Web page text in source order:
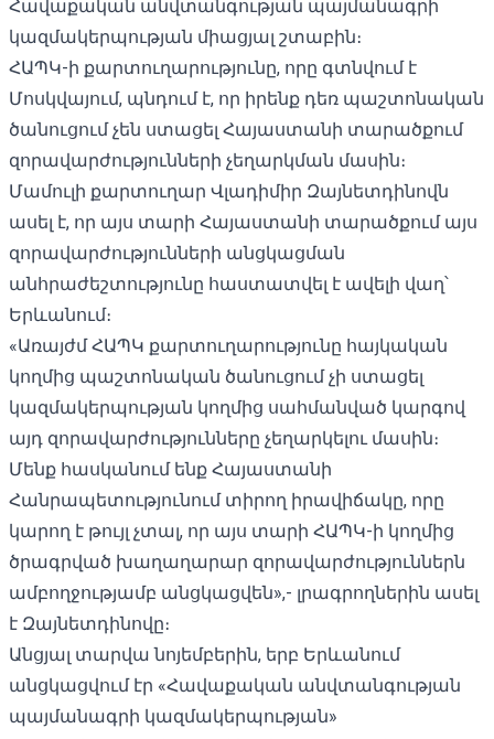
Հավաքական անվտանգության պայմանագրի
կազմակերպության միացյալ շտաբին։
ՀԱՊԿ-ի քարտուղարությունը, որը գտնվում է
Մոսկվայում, պնդում է, որ իրենք դեռ պաշտոնական
ծանուցում չեն ստացել Հայաստանի տարածքում
զորավարժությունների չեղարկման մասին։
Մամուլի քարտուղար Վլադիմիր Զայնետդինովն
ասել է, որ այս տարի Հայաստանի տարածքում այս
զորավարժությունների անցկացման
անհրաժեշտությունը հաստատվել է ավելի վաղ՝
Երևանում։
«Առայժմ ՀԱՊԿ քարտուղարությունը հայկական
կողմից պաշտոնական ծանուցում չի ստացել
կազմակերպության կողմից սահմանված կարգով
այդ զորավարժությունները չեղարկելու մասին։
Մենք հասկանում ենք Հայաստանի
Հանրապետությունում տիրող իրավիճակը, որը
կարող է թույլ չտալ, որ այս տարի ՀԱՊԿ-ի կողմից
ծրագրված խաղաղարար զորավարժություններն
ամբողջությամբ անցկացվեն»,- լրագրողներին ասել
է Զայնետդինովը։
Անցյալ տարվա նոյեմբերին, երբ Երևանում
անցկացվում էր «Հավաքական անվտանգության
պայմանագրի կազմակերպության»